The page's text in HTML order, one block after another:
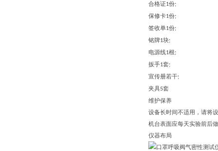
合格证1份;
保修卡1份;
签收单1份;
铭牌1块;
电源线1根;
扳手1套;
宣传册若干;
夹具5套
维护保养
设备长时间不适用，请将
机台表面应每天实验前后
仪器布局